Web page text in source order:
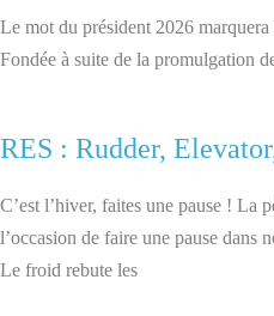
Le mot du président 2026
Fondée à suite de la promulgation
RES : Rudder,
C’est l’hiver, faites une pause ! La
l’occasion de faire une pause dans
Le froid rebute les